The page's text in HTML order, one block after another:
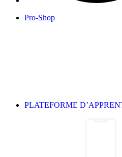
Pro-Shop
PLATEFORME